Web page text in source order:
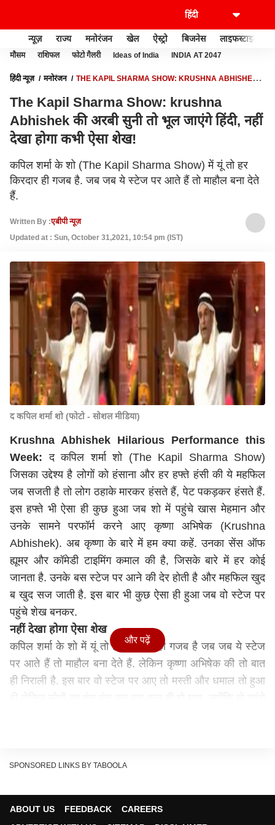
न्यूज़ राज्य मनोरंजन खेल ऐस्ट्रो बिजनेस लाइफस्टाइल
मौसम राशिफल फोटो गैलरी Ideas of India INDIA AT 2047
हिंदी न्यूज़ मनोरंजन
THE KAPIL SHARMA SHOW: KRUSHNA ABHISHEK
The Kapil Sharma Show: krushna
Abhishek की अरबी सुनी तो भूल जाएंगे हिंदी, नहीं
देखा होगा कभी ऐसा शेख!
कपिल शर्मा के शो (The Kapil Sharma Show) में यूं तो हर
किरदार ही गजब है. जब जब ये स्टेज पर आते हैं तो माहौल बना देते
हैं.
Written By :एबीपी न्यूज़
Updated at : Sun, October 31,2021, 10:54 pm (IST)
द कपिल शर्मा शो (फोटो - सोशल मीडिया)
Krushna Abhishek Hilarious Performance this
Week: द कपिल शर्मा शो (The Kapil Sharma Show)
जिसका उद्देश्य है लोगों को हंसाना और हर हफ्ते हंसी की ये महफिल
जब सजती है तो लोग ठहाके मारकर हंसते हैं, पेट पकड़कर हंसते हैं.
इस हफ्ते भी ऐसा ही कुछ हुआ जब शो में पहुंचे खास मेहमान और
उनके सामने परफॉर्म करने आए कृष्णा अभिषेक (Krushna
Abhishek). अब कृष्णा के बारे में हम क्या कहें. उनका सेंस ऑफ
ह्यूमर और कॉमेडी टाइमिंग कमाल की है, जिसके बारे में हर कोई
जानता है. उनके बस स्टेज पर आने की देर होती है और महफिल खुद
ब खुद सज जाती है. इस बार भी कुछ ऐसा ही हुआ जब वो स्टेज पर
पहुंचे शेख बनकर.
नहीं देखा होगा ऐसा शेख
कपिल शर्मा के शो में यूं तो हर किरदार ही गजब है जब जब ये स्टेज
पर आते हैं तो माहौल बना देते हैं. लेकिन कृष्णा अभिषेक की तो बात
ही निराली है. इस बार वो स्टेज पर आए तो मस्ती और धमाल तो हुआ
और पढ़ें
SPONSORED LINKS BY TABOOLA
ABOUT US FEEDBACK
CAREERS